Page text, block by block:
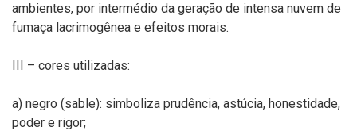
ambientes, por intermédio da geração de intensa nuvem de
fumaça lacrimogênea e efeitos morais.
III – cores utilizadas:
a) negro (sable): simboliza prudência, astúcia, honestidade,
poder e rigor;